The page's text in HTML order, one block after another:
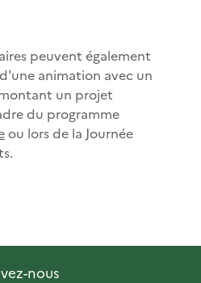
peuvent également
animation avec un
un projet
du programme
ou lors de la Journée
nous